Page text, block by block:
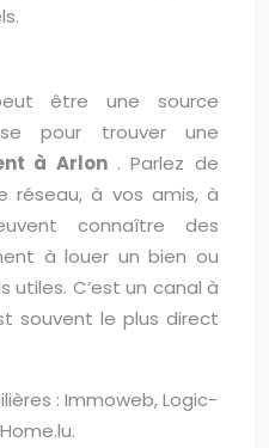
être une source
pour trouver une
à Arlon . Parlez de
réseau, à vos amis, à
connaître des
à louer un bien ou
utiles. C’est un canal à
souvent le plus direct
: Immoweb, Logic-